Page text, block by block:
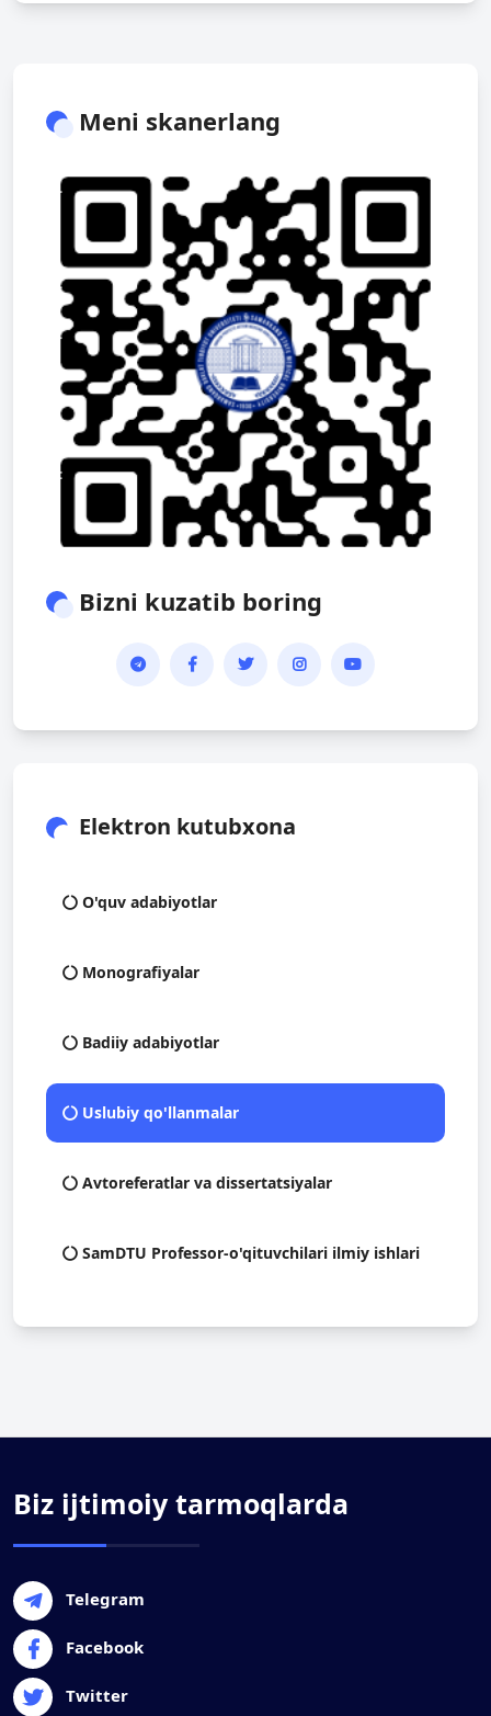
Meni skanerlang
Bizni kuzatib boring
Elektron kutubxona
O'quv adabiyotlar
Monografiyalar
Badiiy adabiyotlar
Uslubiy qo'llanmalar
Avtoreferatlar va dissertatsiyalar
SamDTU Professor-o'qituvchilari ilmiy ishlari
Biz ijtimoiy tarmoqlarda
Telegram
Facebook
Twitter